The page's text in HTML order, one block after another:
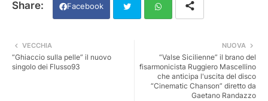
Facebook
ats
app
NUOVA
“Valse Sicilienne” il brano del
fisarmonicista Ruggiero Mascellino
che anticipa l'uscita del disco
“Cinematic Chanson” diretto da
Gaetano Randazzo
VECCHIA
“Ghiaccio sulla pelle” il nuovo
singolo dei Flusso93